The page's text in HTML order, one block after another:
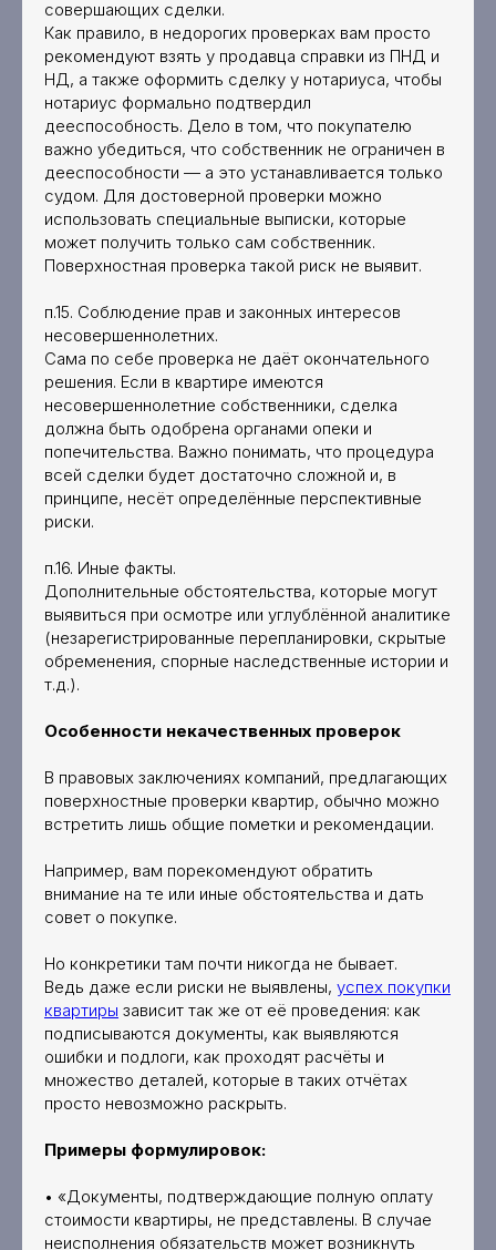
совершающих сделки.
Как правило, в недорогих проверках вам просто
рекомендуют взять у продавца справки из ПНД и
НД, а также оформить сделку у нотариуса, чтобы
нотариус формально подтвердил
дееспособность. Дело в том, что покупателю
важно убедиться, что собственник не ограничен в
дееспособности — а это устанавливается только
судом. Для достоверной проверки можно
использовать специальные выписки, которые
может получить только сам собственник.
Поверхностная проверка такой риск не выявит.
п.15. Соблюдение прав и законных интересов
несовершеннолетних.
Сама по себе проверка не даёт окончательного
решения. Если в квартире имеются
несовершеннолетние собственники, сделка
должна быть одобрена органами опеки и
попечительства. Важно понимать, что процедура
всей сделки будет достаточно сложной и, в
принципе, несёт определённые перспективные
риски.
п.16. Иные факты.
Дополнительные обстоятельства, которые могут
выявиться при осмотре или углублённой аналитике
(незарегистрированные перепланировки, скрытые
обременения, спорные наследственные истории и
т.д.).
Особенности некачественных проверок
В правовых заключениях компаний, предлагающих
поверхностные проверки квартир, обычно можно
встретить лишь общие пометки и рекомендации.
Например, вам порекомендуют обратить
внимание на те или иные обстоятельства и дать
совет о покупке.
Но конкретики там почти никогда не бывает.
Ведь даже если риски не выявлены, успех покупки
квартиры зависит так же от её проведения: как
подписываются документы, как выявляются
ошибки и подлоги, как проходят расчёты и
множество деталей, которые в таких отчётах
просто невозможно раскрыть.
Примеры формулировок:
• «Документы, подтверждающие полную оплату
стоимости квартиры, не представлены. В случае
неисполнения обязательств может возникнуть